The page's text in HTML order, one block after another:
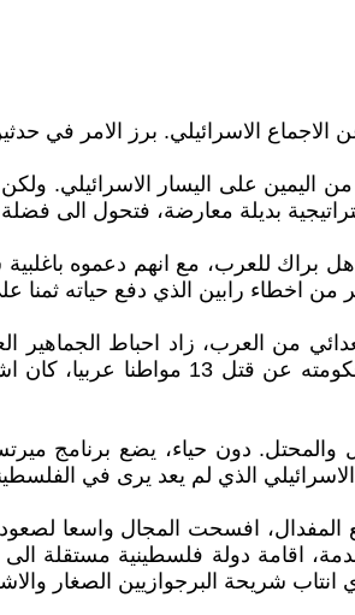
الاسرائيلي. برز الامر في
ثان 1995 كان اعلان حرب من اليمين على
بديلة معارضة، فتحول الى فضلة
من اخطاء رابين الذي دفع حياته ثمنا
من العرب، زاد احباط الجماهير
الائتلاف الحكومي حتى بعد
2003 لم يميّز بين الاحتلال والمحتل. دون
الذي لم يعد يرى في
افسحت المجال واسعا لصعود
اقامة دولة فلسطينية
شريحة البرجوازيين الصغار